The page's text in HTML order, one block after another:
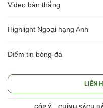
Video bàn thắng
Highlight Ngoại hạng Anh
Điểm tin bóng đá
LIÊN